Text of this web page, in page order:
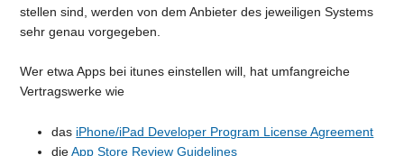
stellen sind, werden von dem Anbieter des jeweiligen Systems
sehr genau vorgegeben.
Wer etwa Apps bei itunes einstellen will, hat umfangreiche
Vertragswerke wie
das iPhone/iPad Developer Program License Agreement
dieApp Store Review Guidelines